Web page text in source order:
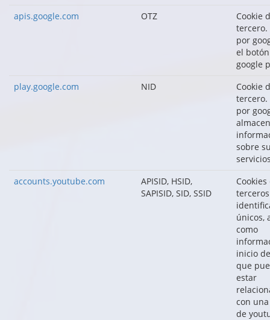
apis.google.com
OTZ
Cookie
tercero.
por
el
google
play.google.com
NID
Cookie
tercero.
por
sobre
accounts.youtube.com
APISID, HSID,
SAPISID, SID, SSID
Cookies
únicos,
como
inicio
que
estar
con
de